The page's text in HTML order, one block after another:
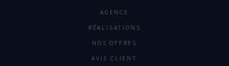
AGENCE
RÉALISATIONS
NOS OFFRES
AVIS CLIENT